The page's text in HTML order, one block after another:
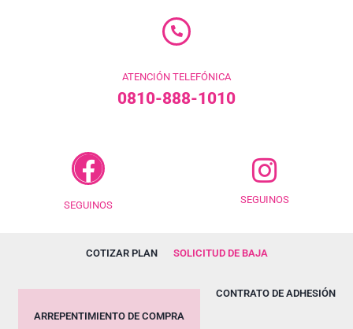
ATENCIÓN TELEFÓNICA
0810-888-1010
SEGUINOS SEGUINOS
COTIZAR PLAN SOLICITUD DE BAJA
ARREPENTIMIENTO DE COMPRA
CONTRATO DE ADHESIÓN